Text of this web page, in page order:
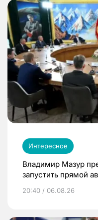
Интересное
Владимир Мазур
запустить прямой
20:40 / 06.08.26